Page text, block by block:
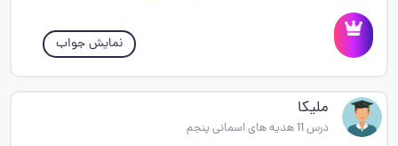
نمایش جواب
ملیکا
درس 11 هدیه های اسمانی پنجم